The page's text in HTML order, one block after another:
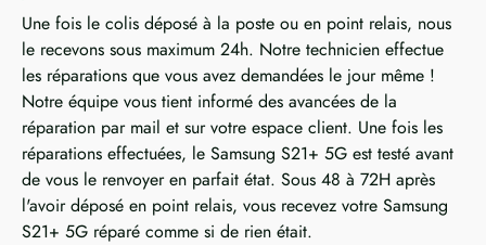
Une fois le colis déposé à la poste ou en point relais, nous
le recevons sous maximum 24h. Notre technicien effectue
les réparations que vous avez demandées le jour même !
Notre équipe vous tient informé des avancées de la
réparation par mail et sur votre espace client. Une fois les
réparations effectuées, le Samsung S21+ 5G est testé avant
de vous le renvoyer en parfait état. Sous 48 à 72H après
l'avoir déposé en point relais, vous recevez votre Samsung
S21+ 5G réparé comme si de rien était.